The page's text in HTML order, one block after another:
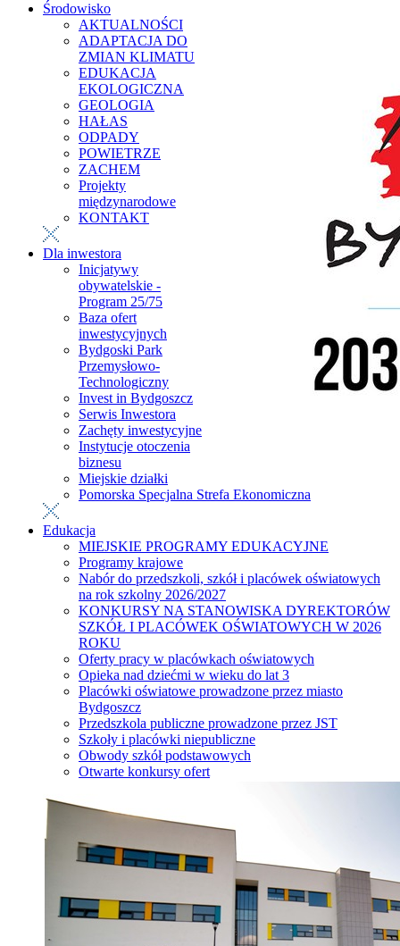
Środowisko
AKTUALNOŚCI
ADAPTACJA DO
ZMIAN KLIMATU
EDUKACJA
EKOLOGICZNA
GEOLOGIA
HAŁAS
ODPADY
POWIETRZE
ZACHEM
Projekty
międzynarodowe
KONTAKT
Dla inwestora
Inicjatywy
obywatelskie -
Program 25/75
Baza ofert
inwestycyjnych
Bydgoski Park
Przemysłowo-
Technologiczny
Invest in Bydgoszcz
Serwis Inwestora
Zachęty inwestycyjne
Instytucje otoczenia
biznesu
Miejskie działki
Pomorska Specjalna Strefa Ekonomiczna
Edukacja
MIEJSKIE PROGRAMY EDUKACYJNE
Programy krajowe
Nabór do przedszkoli, szkół i placówek oświatowych
na rok szkolny 2026/2027
KONKURSY NA STANOWISKA DYREKTORÓW
SZKÓŁ I PLACÓWEK OŚWIATOWYCH W 2026
ROKU
Oferty pracy w placówkach oświatowych
Opieka nad dziećmi w wieku do lat 3
Placówki oświatowe prowadzone przez miasto
Bydgoszcz
Przedszkola publiczne prowadzone przez JST
Szkoły i placówki niepubliczne
Obwody szkół podstawowych
Otwarte konkursy ofert